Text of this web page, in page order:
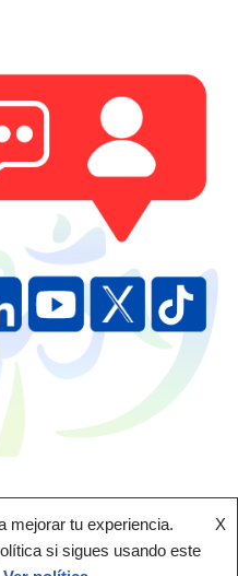
mejorar tu experiencia.
si sigues usando este
X